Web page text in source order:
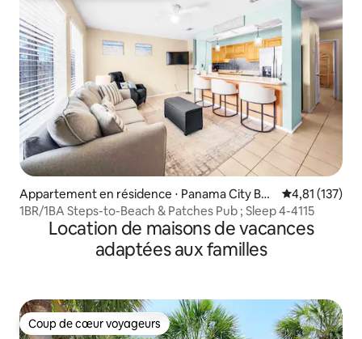
Appartement en résidence ⋅ Panama City Bea
ch
Évaluation
4,81 (137)
1BR/1BA Steps-to-Beach & Patches Pub ; Sleep 4-4115
Location de maisons de vacances
adaptées aux familles
Coup de cœur voyageurs
Coup de cœur voyageurs